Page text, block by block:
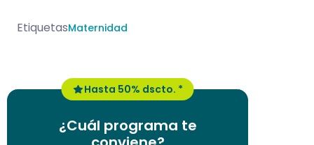
EtiquetasMaternidad
Hasta 50% dscto. *
¿Cuál programa te